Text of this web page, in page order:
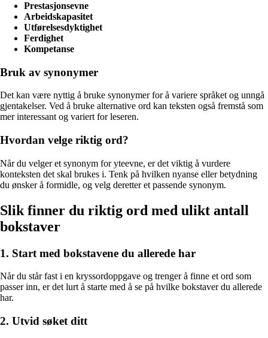
Prestasjonsevne
Arbeidskapasitet
Utførelsesdyktighet
Ferdighet
Kompetanse
Bruk av synonymer
Det kan være nyttig å bruke synonymer for å variere språket og unngå
gjentakelser. Ved å bruke alternative ord kan teksten også fremstå som
mer interessant og variert for leseren.
Hvordan velge riktig ord?
Når du velger et synonym for yteevne, er det viktig å vurdere
konteksten det skal brukes i. Tenk på hvilken nyanse eller betydning
du ønsker å formidle, og velg deretter et passende synonym.
Slik finner du riktig ord med ulikt antall
bokstaver
1. Start med bokstavene du allerede har
Når du står fast i en kryssordoppgave og trenger å finne et ord som
passer inn, er det lurt å starte med å se på hvilke bokstaver du allerede
har.
2. Utvid søket ditt